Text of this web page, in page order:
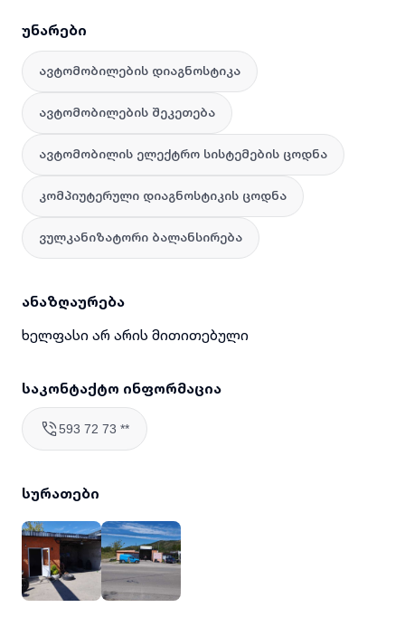
უნარები
ავტომობილების დიაგნოსტიკა
ავტომობილების შეკეთება
ავტომობილის ელექტრო სისტემების ცოდნა
კომპიუტერული დიაგნოსტიკის ცოდნა
ვულკანიზატორი ბალანსირება
ანაზღაურება
ხელფასი არ არის მითითებული
საკონტაქტო ინფორმაცია
593 72 73 **
სურათები